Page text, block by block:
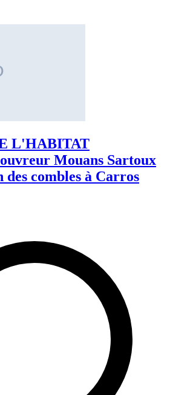
L'HABITAT
Mouans Sartoux
combles à Carros